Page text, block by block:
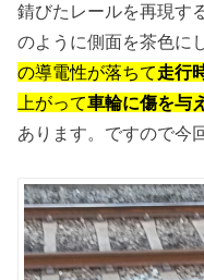
錆びたレールを再現す
のように側面を茶色に
の導電性が落ちて走行
上がって車輪に傷を与
あります。ですので今